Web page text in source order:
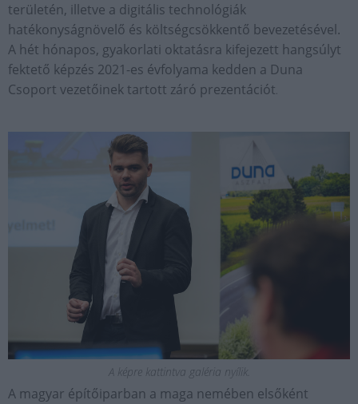
területén, illetve a digitális technológiák
hatékonyságnövelő és költségcsökkentő bevezetésével.
A hét hónapos, gyakorlati oktatásra kifejezett hangsúlyt
fektető képzés 2021-es évfolyama kedden a Duna
Csoport vezetőinek tartott záró prezentációt.
A képre kattintva galéria nyílik.
A magyar építőiparban a maga nemében elsőként